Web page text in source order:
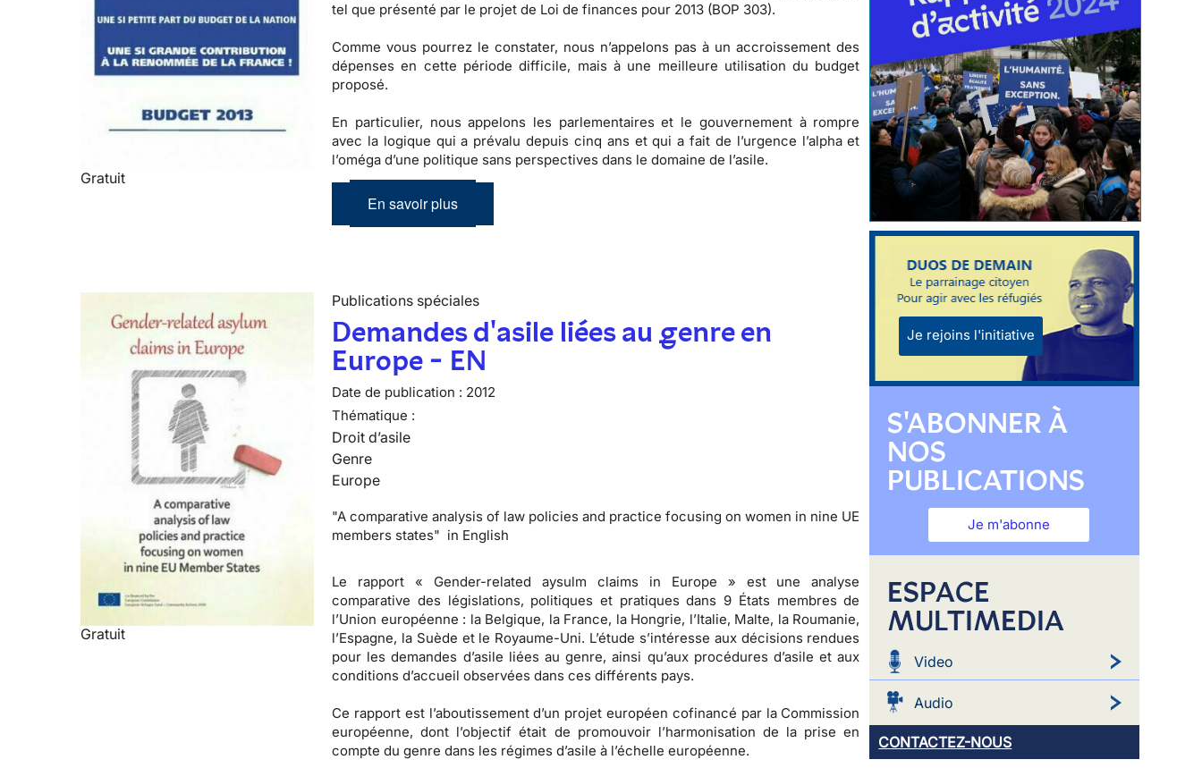
Gratuit
tel que présenté par le projet de Loi de finances pour 2013 (BOP 303).
Comme vous pourrez le constater, nous n’appelons pas à un accroissement des
dépenses en cette période difficile, mais à une meilleure utilisation du budget
proposé.
En particulier, nous appelons les parlementaires et le gouvernement à rompre
avec la logique qui a prévalu depuis cinq ans et qui a fait de l’urgence l’alpha et
l’oméga d’une politique sans perspectives dans le domaine de l’asile.
En savoir plus
Gratuit
Publications spéciales
Demandes d'asile liées au genre en
Europe - EN
Date de publication : 2012
Thématique :
Droit d’asile
Genre
Europe
"A comparative analysis of law policies and practice focusing on women in nine UE
members states" in English
Le rapport « Gender-related aysulm claims in Europe » est une analyse
comparative des législations, politiques et pratiques dans 9 États membres de
l’Union européenne : la Belgique, la France, la Hongrie, l’Italie, Malte, la Roumanie,
l’Espagne, la Suède et le Royaume-Uni. L’étude s’intéresse aux décisions rendues
pour les demandes d’asile liées au genre, ainsi qu’aux procédures d’asile et aux
conditions d’accueil observées dans ces différents pays.
Ce rapport est l’aboutissement d’un projet européen cofinancé par la Commission
européenne, dont l’objectif était de promouvoir l’harmonisation de la prise en
compte du genre dans les régimes d’asile à l’échelle européenne.
Je rejoins l'initiative
S'ABONNER À
NOS
PUBLICATIONS
Je m'abonne
ESPACE
MULTIMEDIA
Video
Audio
CONTACTEZ-NOUS